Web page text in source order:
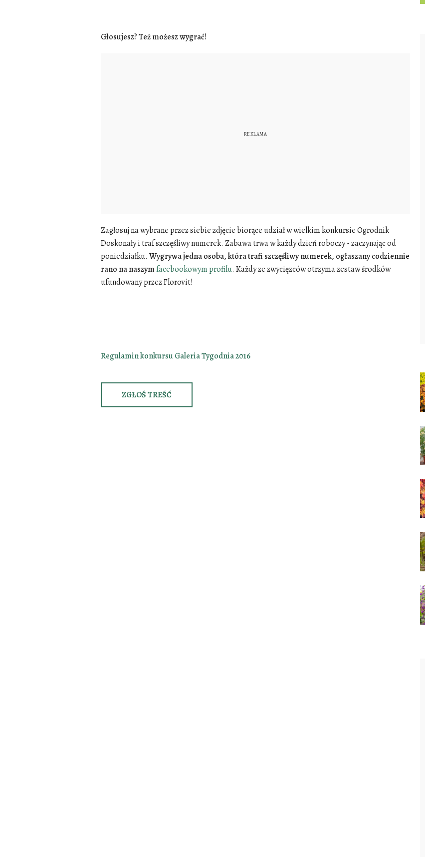
Głosujesz? Też możesz wygrać!
Zagłosuj na wybrane przez siebie zdjęcie biorące udział w wielkim konkursie Ogrodnik
Doskonały i traf szczęśliwy numerek. Zabawa trwa w każdy dzień roboczy - zaczynając od
poniedziałku. Wygrywa jedna osoba, która trafi szczęśliwy numerek, ogłaszany codziennie
rano na naszymfacebookowym profilu. Każdy ze zwycięzców otrzyma zestaw środków
ufundowany przezFlorovit!
Regulamin konkursu Galeria Tygodnia 2016
ZGŁOŚ TREŚĆ